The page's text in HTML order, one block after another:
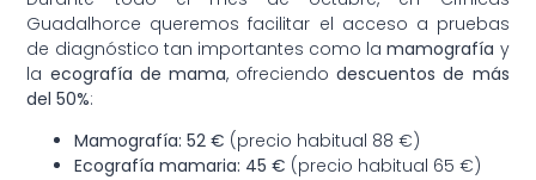
Guadalhorce queremos facilitar el acceso a pruebas
de diagnóstico tan importantes como lamamografía y
la ecografía de mama, ofreciendodescuentos de más
del 50%:
Mamografía: 52 € (precio habitual 88 €)
Ecografía mamaria: 45 € (precio habitual 65 €)